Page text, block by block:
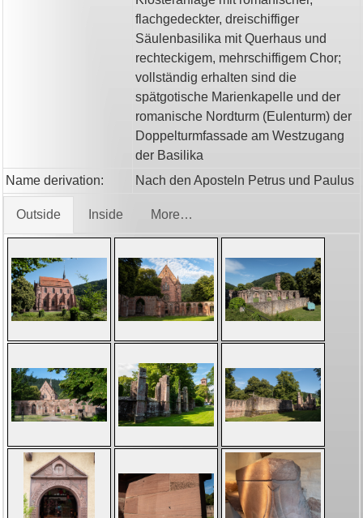
flachgedeckter, dreischiffiger
Säulenbasilika mit Querhaus und
rechteckigem, mehrschiffigem Chor;
vollständig erhalten sind die
spätgotische Marienkapelle und der
romanische Nordturm (Eulenturm) der
Doppelturmfassade am Westzugang
der Basilika
Name derivation:
Nach den Aposteln Petrus und Paulus
Outside Inside More…